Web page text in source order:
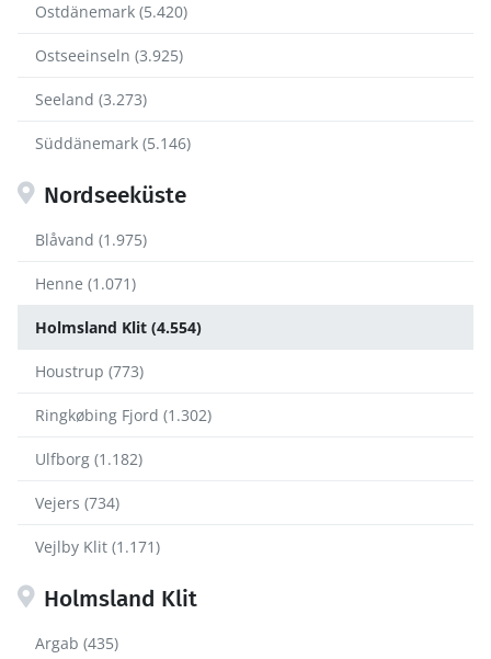
Ostdänemark (5.420)
Ostseeinseln (3.925)
Seeland (3.273)
Süddänemark (5.146)
Nordseeküste
Blåvand (1.975)
Henne (1.071)
Holmsland Klit (4.554)
Houstrup (773)
Ringkøbing Fjord (1.302)
Ulfborg (1.182)
Vejers (734)
Vejlby Klit (1.171)
Holmsland Klit
Argab (435)